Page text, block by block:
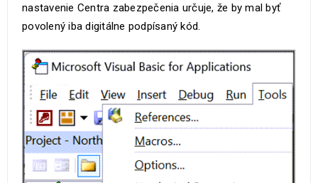
nastavenie Centra zabezpečenia určuje, že by mal byť
povolený iba digitálne podpísaný kód.